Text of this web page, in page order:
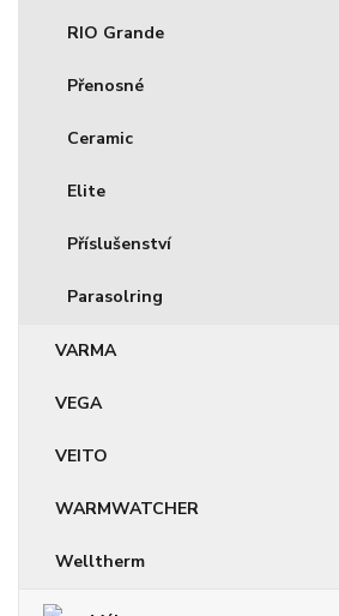
RIO Grande
Přenosné
Ceramic
Elite
Příslušenství
Parasolring
VARMA
VEGA
VEITO
WARMWATCHER
Welltherm